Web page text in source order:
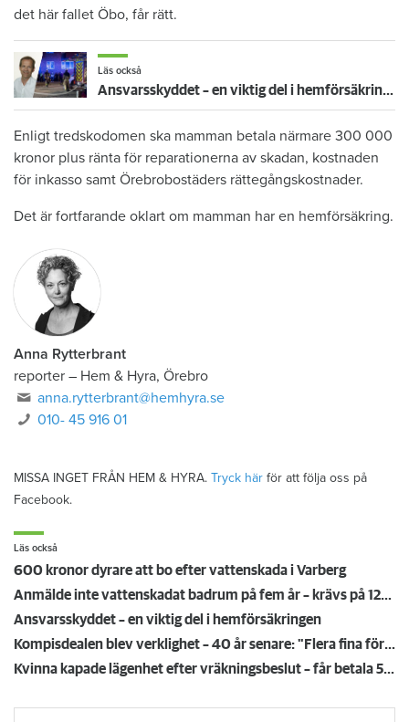
det här fallet Öbo, får rätt.
Läs också
Ansvarsskyddet – en viktig del i hemförsäkringen
Enligt tredskodomen ska mamman betala närmare 300 000
kronor plus ränta för reparationerna av skadan, kostnaden
för inkasso samt Örebrobostäders rättegångskostnader.
Det är fortfarande oklart om mamman har en hemförsäkring.
Anna Rytterbrant
reporter – Hem & Hyra, Örebro
anna.rytterbrant@hemhyra.se
010- 45 916 01
MISSA INGET FRÅN HEM & HYRA. Tryck här för att följa oss på
Facebook.
Läs också
600 kronor dyrare att bo efter vattenskada i Varberg
Anmälde inte vattenskadat badrum på fem år – krävs på 125 000 kronor
Ansvarsskyddet – en viktig del i hemförsäkringen
Kompisdealen blev verklighet – 40 år senare: "Flera fina fördelar med att dela bostad"
Kvinna kapade lägenhet efter vräkningsbeslut – får betala 50 000